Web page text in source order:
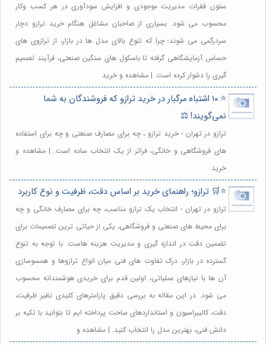
ستون فقرات مدیریت موجودی و افزایش سودآوری در هر کسب وکار
محسوب می شود. بسیاری از صاحبان مشاغل هنگام خرید ترازو دچار
سردرگمی می شوند؛ چرا که تنوع بالای مدل ها در بازار، از ترازوی های
حساس آزمایشگاهی گرفته تا باسکول های سنگین صنعتی، فرآیند تصمیم
گیری را دشوار کرده است. | مشاهده و خرید
⭐️ ۱۰ اشتباه مرگبار در خرید ترازو که فروشندگان به شما
نمی‌گویند! ⚖️
ترازو در تهران - خرید ترازو ، چه برای مصارف صنعتی و چه برای استفاده
های فروشگاهی و خانگی، فراتر از یک انتخاب ساده است. | مشاهده و
خرید
⭐️🛒 ترازو؛ راهنمای خرید بر اساس دقت، ظرفیت و نوع کاربرد
ترازو در تهران - انتخاب یک ترازو مناسب، چه برای مصارف خانگی و چه
برای محیط های صنعتی و فروشگاهی، یکی از حیاتی ترین تصمیمات برای
تضمین دقت در اندازه گیری و مدیریت هزینه هاست. با توجه به تنوع
گسترده در بازار، درک تفاوت های فنی میان انواع ترازوها و همسوسازی
آن ها با نیازهای عملیاتی، اولین قدم برای خریدی هوشمندانه محسوب
می شود. در این مقاله به بررسی دقیق پارامترهای کلیدی نظیر ظرفیت،
دقت، کالیبراسیون و استانداردهای ساخت پرداخته ایم تا بتوانید با تکیه بر
دانش فنی، بهترین مدل را انتخاب کنید. | مشاهده و